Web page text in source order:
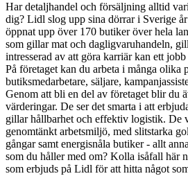
Har detaljhandel och försäljning alltid
dig? Lidl slog upp sina dörrar i Sverige
öppnat upp över 170 butiker över hela
som gillar mat och dagligvaruhandeln,
intresserad av att göra karriär kan ett
På företaget kan du arbeta i många olika
butiksmedarbetare, säljare,
Genom att bli en del av företaget blir du
värderingar. De ser det smarta i att
gillar hållbarhet och effektiv logistik. De
genomtänkt arbetsmiljö, med slitstarka
gångar samt energisnåla butiker - allt
som du håller med om? Kolla isåfall här
som erbjuds på Lidl för att hitta något